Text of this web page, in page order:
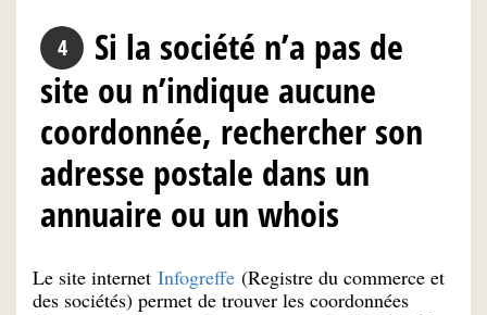
Si la société n’a pas de
site ou n’indique aucune
coordonnée, rechercher son
adresse postale dans un
annuaire ou un whois
Le site internet Infogreffe (Registre du commerce et
des sociétés) permet de trouver les coordonnées